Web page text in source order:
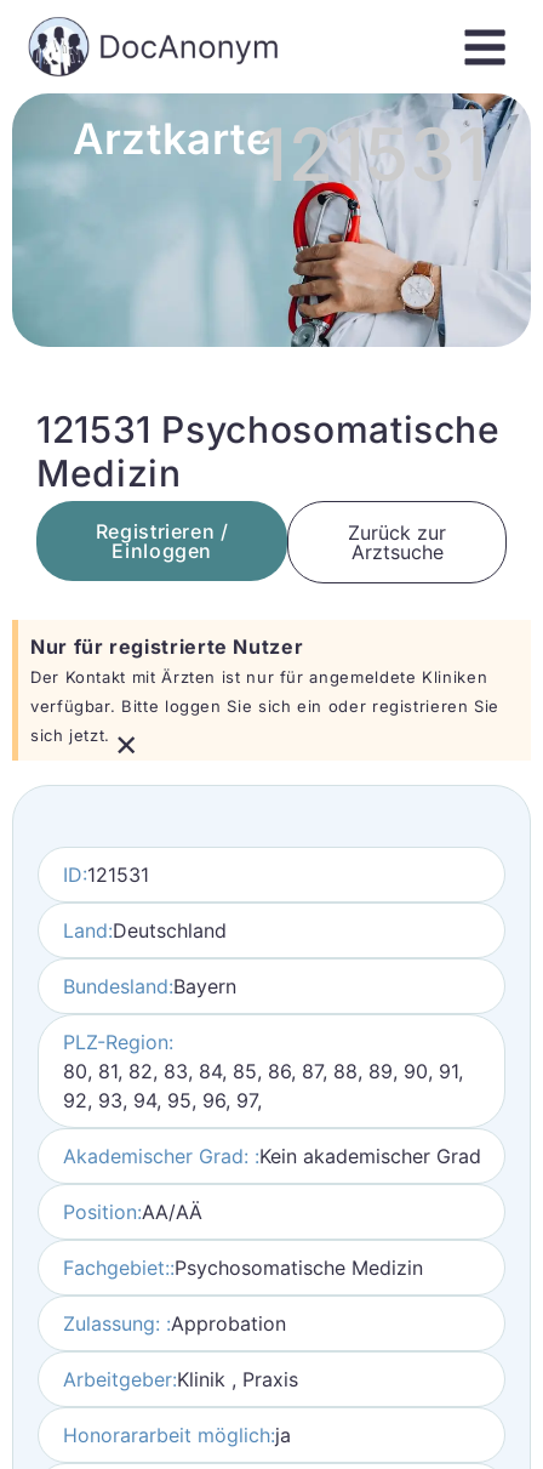
Arztkarte121531
121531 Psychosomatische
Medizin
Registrieren /
Einloggen
Zurück zur
Arztsuche
Nur für registrierte Nutzer
Der Kontakt mit Ärzten ist nur für angemeldete Kliniken
verfügbar. Bitte loggen Sie sich ein oder registrieren Sie
sich jetzt. ×
ID:121531
Land:Deutschland
Bundesland:Bayern
PLZ-Region:
80, 81, 82, 83, 84, 85, 86, 87, 88, 89, 90, 91,
92, 93, 94, 95, 96, 97,
Akademischer Grad: :Kein akademischer Grad
Position:AA/AÄ
Fachgebiet::Psychosomatische Medizin
Zulassung: :Approbation
Arbeitgeber:Klinik , Praxis
Honorararbeit möglich:ja